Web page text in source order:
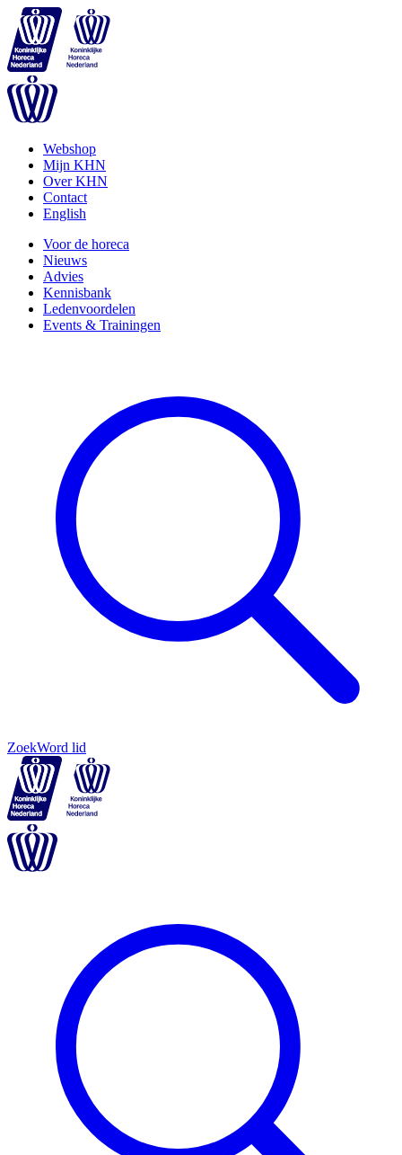
Webshop
Mijn KHN
Over KHN
Contact
English
Voor de horeca
Nieuws
Advies
Kennisbank
Ledenvoordelen
Events & Trainingen
ZoekWord lid